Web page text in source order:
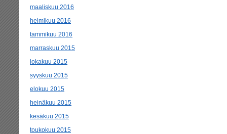
maaliskuu 2016
helmikuu 2016
tammikuu 2016
marraskuu 2015
lokakuu 2015
syyskuu 2015
elokuu 2015
heinäkuu 2015
kesäkuu 2015
toukokuu 2015